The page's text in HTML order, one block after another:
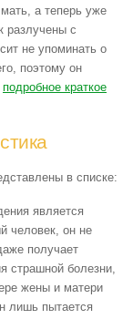
а теперь уже
разлучены с
не упоминать о
поэтому он
подробное краткое
в списке:
является
человек, он не
получает
страшной болезни,
жены и матери
лишь пытается